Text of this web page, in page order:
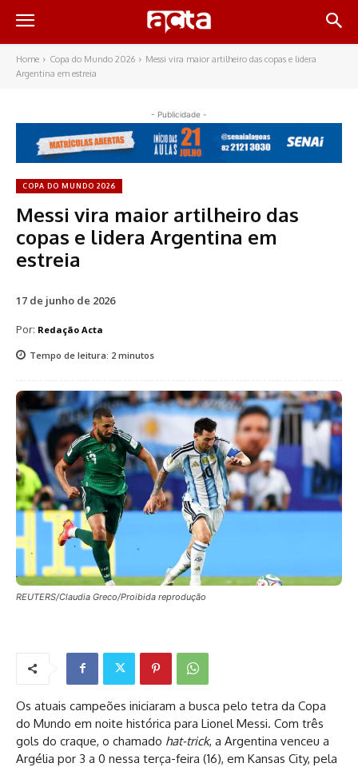
Home Copa do Mundo 2026
Messi vira maior artilheiro das copas e lidera
Argentina em estreia
- Publicidade -
COPA DO MUNDO 2026
Messi vira maior artilheiro das
copas e lidera Argentina em
estreia
17 de junho de 2026
Por: Redação Acta
Tempo de leitura: 2 minutos
REUTERS/Claudia Greco/Proibida reprodução
Os atuais campeões iniciaram a busca pelo tetra da Copa
do Mundo em noite histórica para Lionel Messi. Com três
gols do craque, o chamado hat-trick, a Argentina venceu a
Argélia por 3 a 0 nessa terça-feira (16), em Kansas City, pela